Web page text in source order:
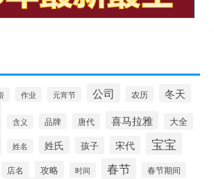
作业 元宵节 公司 农历 冬天
含义 品牌 唐代 喜马拉雅 大全
姓名 姓氏 孩子 宋代 宝宝
店名 攻略 时间 春节 春节期间